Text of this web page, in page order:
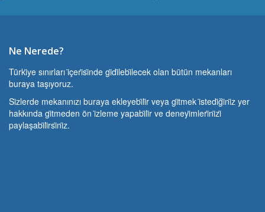
Ne Nerede?
Türki̇ye sınırları i̇çeri̇si̇nde gi̇di̇lebi̇lecek olan bütün mekanları
buraya taşıyoruz.
Si̇zlerde mekanınızı buraya ekleyebi̇li̇r veya gi̇tmek i̇stedi̇ği̇ni̇z yer
hakkında gi̇tmeden ön i̇zleme yapabi̇li̇r ve deneyi̇mleri̇ni̇zi̇
paylaşabi̇li̇rsi̇ni̇z.